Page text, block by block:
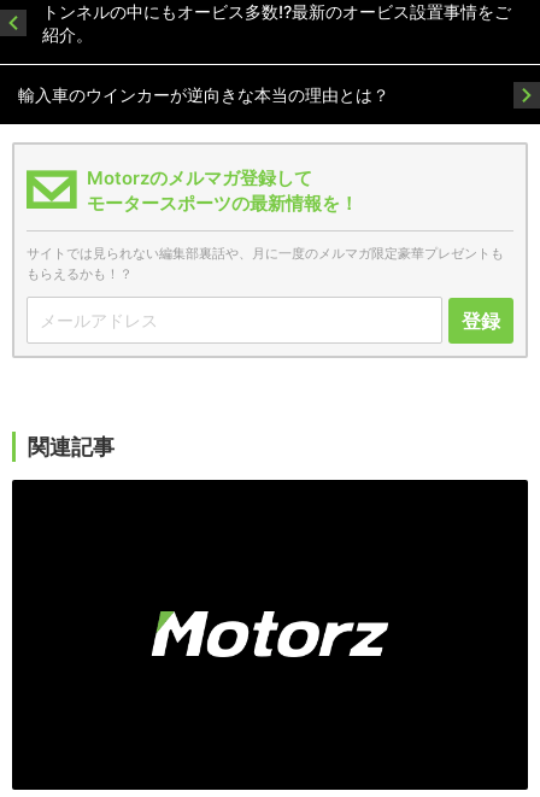
トンネルの中にもオービス多数!?最新のオービス設置事情をご
紹介。
輸入車のウインカーが逆向きな本当の理由とは？
Motorzのメルマガ登録して
モータースポーツの最新情報を！
サイトでは見られない編集部裏話や、月に一度のメルマガ限定豪華プレゼントも
もらえるかも！？
登録
関連記事